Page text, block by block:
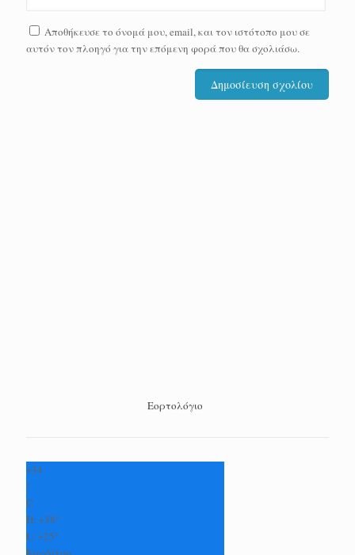
Αποθήκευσε το όνομά μου, email, και τον ιστότοπο μου σε
αυτόν τον πλοηγό για την επόμενη φορά που θα σχολιάσω.
Εορτολόγιο
+34
°
C
H: +38°
L: +25°